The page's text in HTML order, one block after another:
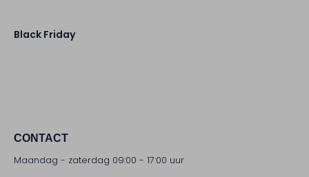
Black Friday
CONTACT
Maandag - zaterdag 09:00 - 17:00 uur